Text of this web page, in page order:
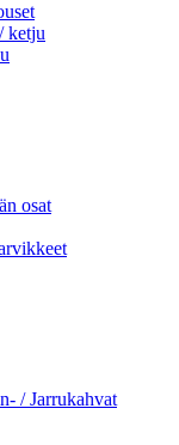
ketju
osat
/ Jarrukahvat